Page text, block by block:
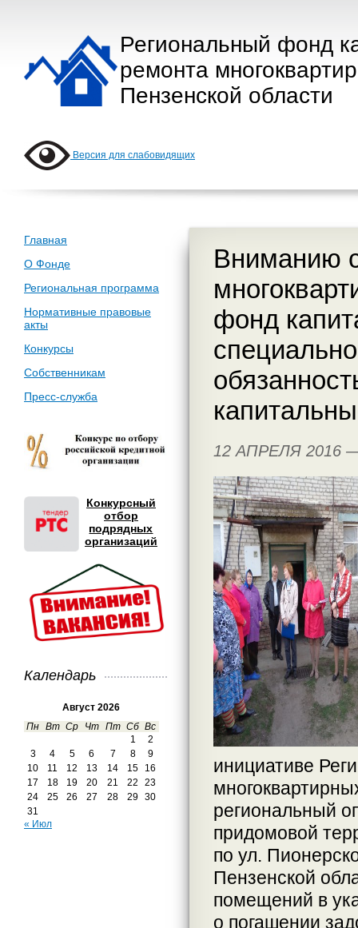
Региональный фонд
ремонта
Пензенской области
Версия для слабовидящих
Главная
О Фонде
Региональная программа
Нормативные правовые
акты
Конкурсы
Собственникам
Пресс-служба
Конкурсный
отбор
подрядных
организаций
Календарь
Август 2026
Пн Вт Ср Чт Пт Сб Вс
1
2
3
4 5 6 7 8
9
10
11 12 13 14 15
16
17
18 19 20 21 22
23
24
25 26 27 28 29
30
31
« Июл
Вниманию
фонд
12 АПРЕЛЯ 2016
инициативе
региональный
придомовой
по ул.
Пензенской
помещений в
о погашении